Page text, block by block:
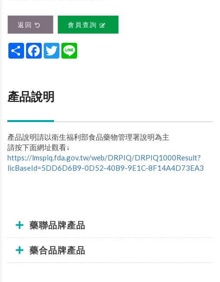
返回 會員查詢
Share Facebook
Twitter
產品說明
產品說明請以衛生福利部食品藥物管理署說明為主
請按下面網址觀看↓
https://lmspiq.fda.gov.tw/web/DRPIQ/DRPIQ1000Result?
licBaseId=5DD6D6B9-0D52-40B9-9E1C-8F14A4D73EA3
藥聯品牌產品
藥合品牌產品